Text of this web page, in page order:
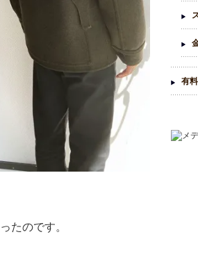
たのです。
有